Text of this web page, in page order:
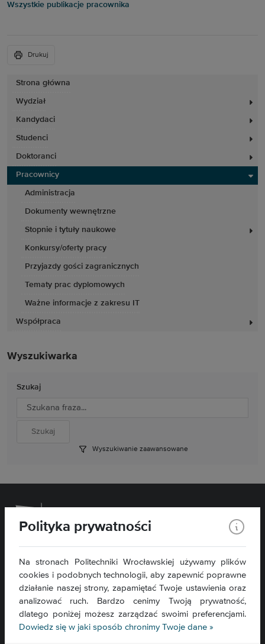
Strona główna
Wydział
Kandydaci
Studenci
Doktoranci
Pracownicy
Administracja
Dokumenty wewnętrzne
Stopnie i tytuły naukowe
Konkursy/oferty pracy
Przyjazdy gości zagranicznych
Tematy prac dyplomowych
Ważne informacje z zakresu IT
Współpraca
Wyszukiwarka
Szukaj
Wyszukiwanie zaawansowane
Wszystkie publikacje pracownika
Drukuj
Wydział Chemiczny
ul. C. K. Norwida 4/6
50-373 Wrocław
Kontakt »
Mapa serwisu »
Deklaracja dostępności »
Polityka prywatności
Na stronach Politechniki Wrocławskiej używamy plików
cookies i podobnych technologii, aby zapewnić poprawne
działanie naszej strony, zapamiętać Twoje ustawienia oraz
analizować ruch. Bardzo cenimy Twoją prywatność,
dlatego poniżej możesz zarządzać swoimi preferencjami.
Dowiedz się w jaki sposób chronimy Twoje dane »